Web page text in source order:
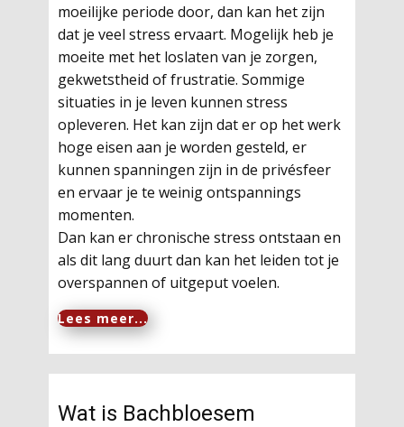
moeilijke periode door, dan kan het zijn
dat je veel stress ervaart. Mogelijk heb je
moeite met het loslaten van je zorgen,
gekwetstheid of frustratie. Sommige
situaties in je leven kunnen stress
opleveren. Het kan zijn dat er op het werk
hoge eisen aan je worden gesteld, er
kunnen spanningen zijn in de privésfeer
en ervaar je te weinig ontspannings
momenten.
Dan kan er chronische stress ontstaan en
als dit lang duurt dan kan het leiden tot je
overspannen of uitgeput voelen.
Lees meer...
Wat is Bachbloesem